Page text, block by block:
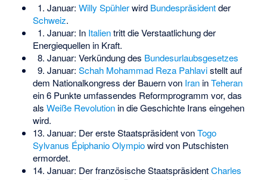
1. Januar: Willy Spühlerwird Bundespräsidentder
Schweiz.
1. Januar: In Italientritt die Verstaatlichung der
Energiequellen in Kraft.
8. Januar: Verkündung des Bundesurlaubsgesetzes
9. Januar: Schah Mohammad Reza Pahlavistellt auf
dem Nationalkongress der Bauern von IraninTeheran
ein 6 Punkte umfassendes Reformprogramm vor, das
als Weiße Revolutionin die Geschichte Irans eingehen
wird.
13. Januar: Der erste Staatspräsident vonTogo
Sylvanus Épiphanio Olympiowird von Putschisten
ermordet.
14. Januar: Der französische StaatspräsidentCharles